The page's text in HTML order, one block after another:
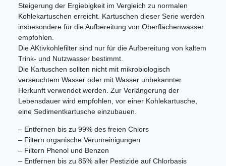
Steigerung der Ergiebigkeit im Vergleich zu normalen
Kohlekartuschen erreicht. Kartuschen dieser Serie werden
insbesondere für die Aufbereitung von Oberflächenwasser
empfohlen.
Die AKtivkohlefilter sind nur für die Aufbereitung von kaltem
Trink- und Nutzwasser bestimmt.
Die Kartuschen sollten nicht mit mikrobiologisch
verseuchtem Wasser oder mit Wasser unbekannter
Herkunft verwendet werden. Zur Verlängerung der
Lebensdauer wird empfohlen, vor einer Kohlekartusche,
eine Sedimentkartusche einzubauen.
– Entfernen bis zu 99% des freien Chlors
– Filtern organische Verunreinigungen
– Filtern Phenol und Benzen
– Entfernen bis zu 85% aller Pestizide auf Chlorbasis